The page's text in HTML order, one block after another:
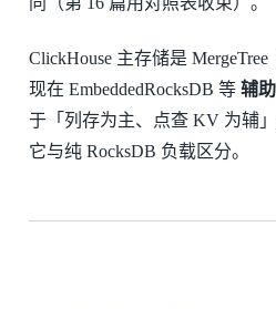
ClickHouse 主存储是
现在 EmbeddedRocksDB 等 辅
于「列存为主、点查 KV 为辅
它与纯 RocksDB 负载区分。